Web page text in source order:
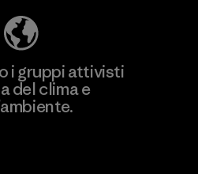
i gruppi attivisti
del clima e